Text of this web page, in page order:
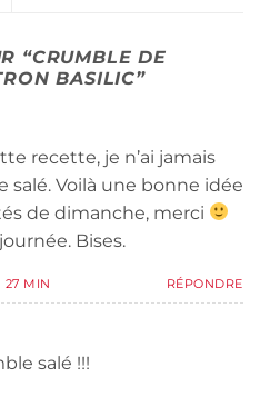
“CRUMBLE DE
BASILIC”
recette, je n’ai jamais
salé. Voilà une bonne idée
de dimanche, merci
Bises.
27 MIN RÉPONDRE
salé !!!